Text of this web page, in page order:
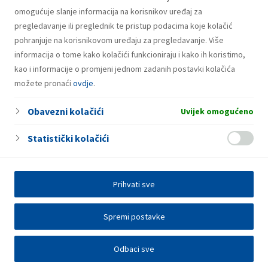
omogućuje slanje informacija na korisnikov uređaj za
pregledavanje ili preglednik te pristup podacima koje kolačić
pohranjuje na korisnikovom uređaju za pregledavanje. Više
informacija o tome kako kolačići funkcioniraju i kako ih koristimo,
kao i informacije o promjeni jednom zadanih postavki kolačića
možete pronaći ovdje.
Obavezni kolačići Uvijek omogućeno
Statistički kolačići
Odbaci sve
Spremi postavke
Prihvati sve